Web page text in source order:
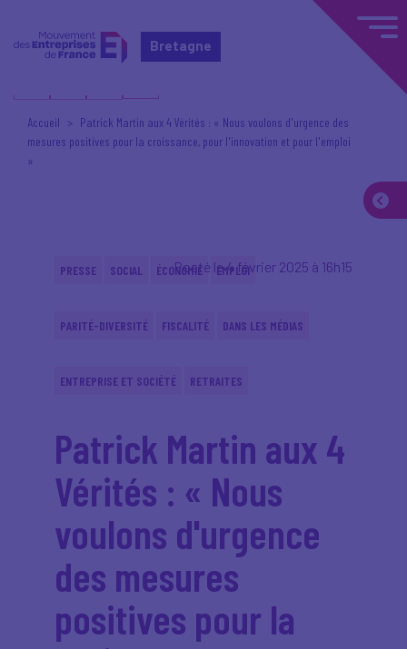
Bretagne
Accueil
Patrick Martin aux 4 Vérités : « Nous voulons d'urgence des
mesures positives pour la croissance, pour l'innovation et pour l'emploi
»
Posté le 4 février 2025 à 16h15
PRESSE SOCIAL ÉCONOMIE EMPLOI
PARITÉ-DIVERSITÉ FISCALITÉ DANS LES MÉDIAS
ENTREPRISE ET SOCIÉTÉ RETRAITES
Patrick Martin aux 4
Vérités : « Nous
voulons d'urgence
des mesures
positives pour la